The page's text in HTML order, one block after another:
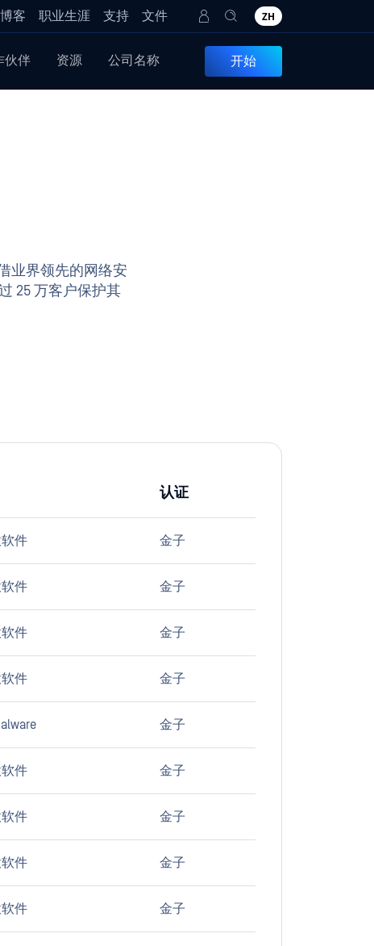
博客 职业生涯 支持 文件 ZH
伙伴 资源 公司名称 开始
业界领先的网络安
25 万客户保护其
认证
件 金子
件 金子
件 金子
件 金子
金子
件 金子
件 金子
件 金子
件 金子